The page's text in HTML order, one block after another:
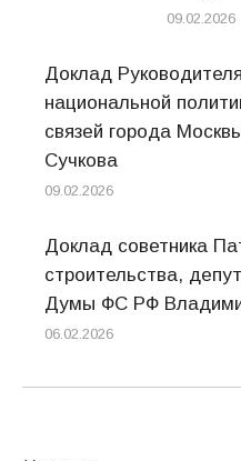
09.02.2026
Доклад
национальной
связей города
Сучкова
09.02.2026
Доклад советника
строительства,
Думы ФС РФ
06.02.2026